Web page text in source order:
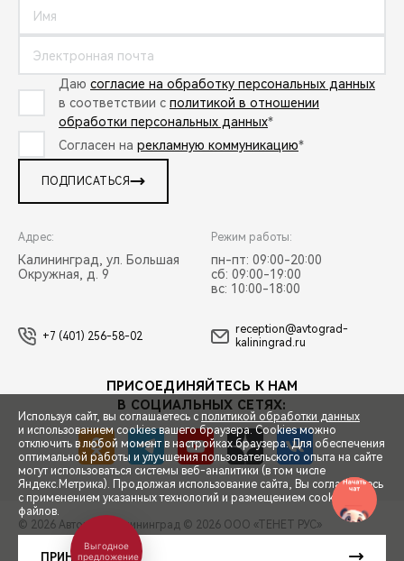
СПЕЦПРЕДЛОЖЕНИЯ
ЗАПИСЬ НА ТЕСТ-ДРАЙВ
Даю согласие на обработку персональных данных
в соответствии с политикой в отношении
обработки персональных данных*
Согласен на рекламную коммуникацию*
ПОДПИСАТЬСЯ
Адрес:
Калининград, ул. Большая
Окружная, д. 9
Режим работы:
пн-пт: 09:00-20:00
сб: 09:00-19:00
вс: 10:00-18:00
+7 (401) 256-58-02
reception@avtograd-
kaliningrad.ru
ПРИСОЕДИНЯЙТЕСЬ К НАМ
В СОЦИАЛЬНЫХ СЕТЯХ:
© 2026 Автоград Калининград © 2026 ООО «ТЕНЕТ РУС»
ПРАВОВАЯ ИНФОРМАЦИЯ
Используя сайт, вы соглашаетесь с политикой обработки данных
и использованием cookies вашего браузера. Cookies можно
отключить в любой момент в настройках браузера. Для обеспечения
оптимальной работы и улучшения пользовательского опыта на сайте
могут использоваться системы веб-аналитики (в том числе
Яндекс.Метрика). Продолжая использование сайта, Вы соглашаетесь
с применением указанных технологий и размещением cookie-
файлов.
ПРИНЯТЬ
Выгодное
предложение